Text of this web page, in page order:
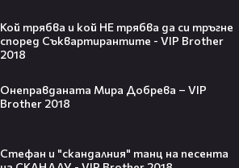
Кой трябва и кой НЕ трябва да си тръгне
според Съквартирантите - VIP Brother
2018
Онеправданата Мира Добрева – VIP
Brother 2018
Стефан и "скандалния" танц на песента
Джъстин Бийбър ще пее на
футбол заедно с Мадона, Шакира
и BTS!⚽🤩